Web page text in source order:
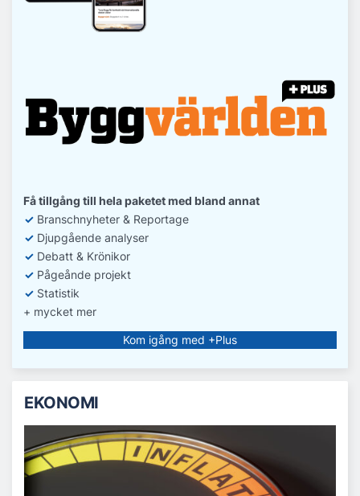
Få tillgång till hela paketet med bland annat
✓ Branschnyheter & Reportage
✓ Djupgående analyser
✓ Debatt & Krönikor
✓ Pågeånde projekt
✓ Statistik
+ mycket mer
Kom igång med +Plus
EKONOMI